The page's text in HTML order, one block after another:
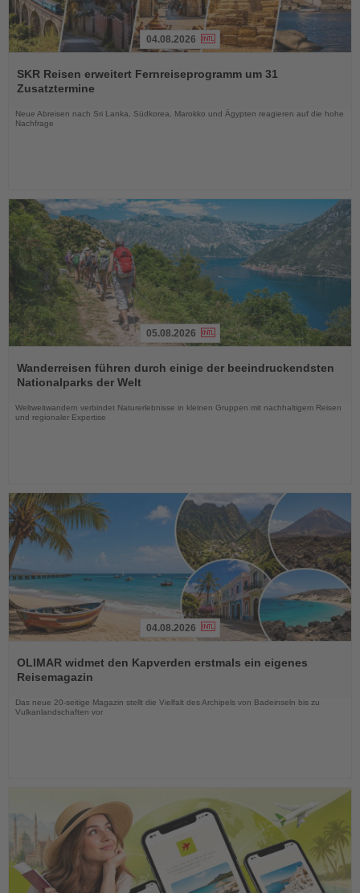
Sie
die
04.08.2026
SKR Reisen erweitert Fernreiseprogramm um 31
Zusatztermine
Neue Abreisen nach Sri Lanka, Südkorea, Marokko und Ägypten reagieren auf die hohe
Nachfrage
Sie
die
Nachrichten
05.08.2026
Wanderreisen führen durch einige der beeindruckendsten
Nationalparks der Welt
Weltweitwandern verbindet Naturerlebnisse in kleinen Gruppen mit nachhaltigem Reisen
und regionaler Expertise
Sie
die
Nachrichten
04.08.2026
OLIMAR widmet den Kapverden erstmals ein eigenes
Reisemagazin
Das neue 20-seitige Magazin stellt die Vielfalt des Archipels von Badeinseln bis zu
Vulkanlandschaften vor